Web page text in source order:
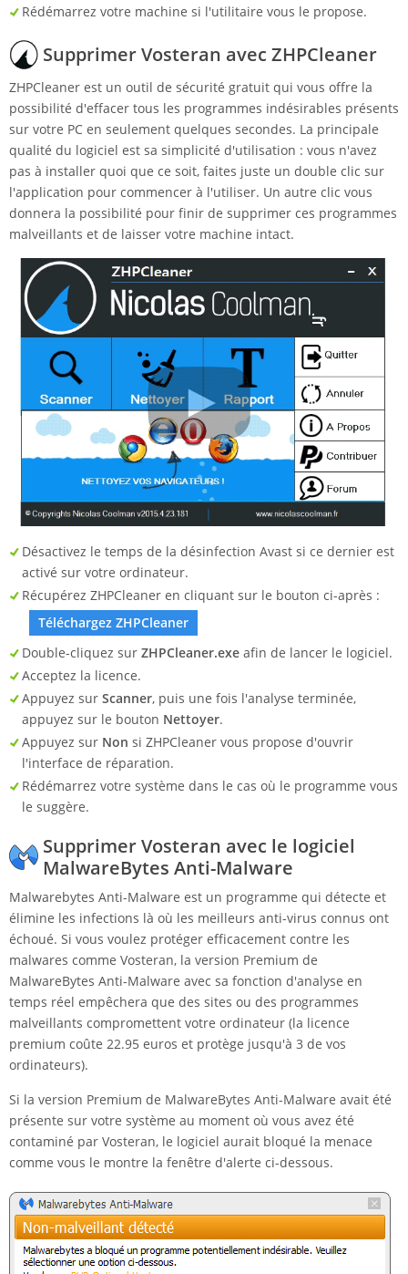
Rédémarrez votre machine si l'utilitaire vous le propose.
Supprimer Vosteran avec ZHPCleaner
ZHPCleaner est un outil de sécurité gratuit qui vous offre la
possibilité d'effacer tous les programmes indésirables présents
sur votre PC en seulement quelques secondes. La principale
qualité du logiciel est sa simplicité d'utilisation : vous n'avez
pas à installer quoi que ce soit, faites juste un double clic sur
l'application pour commencer à l'utiliser. Un autre clic vous
donnera la possibilité pour finir de supprimer ces programmes
malveillants et de laisser votre machine intact.
Désactivez le temps de la désinfection Avast si ce dernier est
activé sur votre ordinateur.
Récupérez ZHPCleaner en cliquant sur le bouton ci-après :
Téléchargez ZHPCleaner
Double-cliquez sur ZHPCleaner.exe afin de lancer le logiciel.
Acceptez la licence.
Appuyez sur Scanner, puis une fois l'analyse terminée,
appuyez sur le bouton Nettoyer.
Appuyez sur Non si ZHPCleaner vous propose d'ouvrir
l'interface de réparation.
Rédémarrez votre système dans le cas où le programme vous
le suggère.
Supprimer Vosteran avec le logiciel
MalwareBytes Anti-Malware
Malwarebytes Anti-Malware est un programme qui détecte et
élimine les infections là où les meilleurs anti-virus connus ont
échoué. Si vous voulez protéger efficacement contre les
malwares comme Vosteran, la version Premium de
MalwareBytes Anti-Malware avec sa fonction d'analyse en
temps réel empêchera que des sites ou des programmes
malveillants compromettent votre ordinateur (la licence
premium coûte 22.95 euros et protège jusqu'à 3 de vos
ordinateurs).
Si la version Premium de MalwareBytes Anti-Malware avait été
présente sur votre système au moment où vous avez été
contaminé par Vosteran, le logiciel aurait bloqué la menace
comme vous le montre la fenêtre d'alerte ci-dessous.